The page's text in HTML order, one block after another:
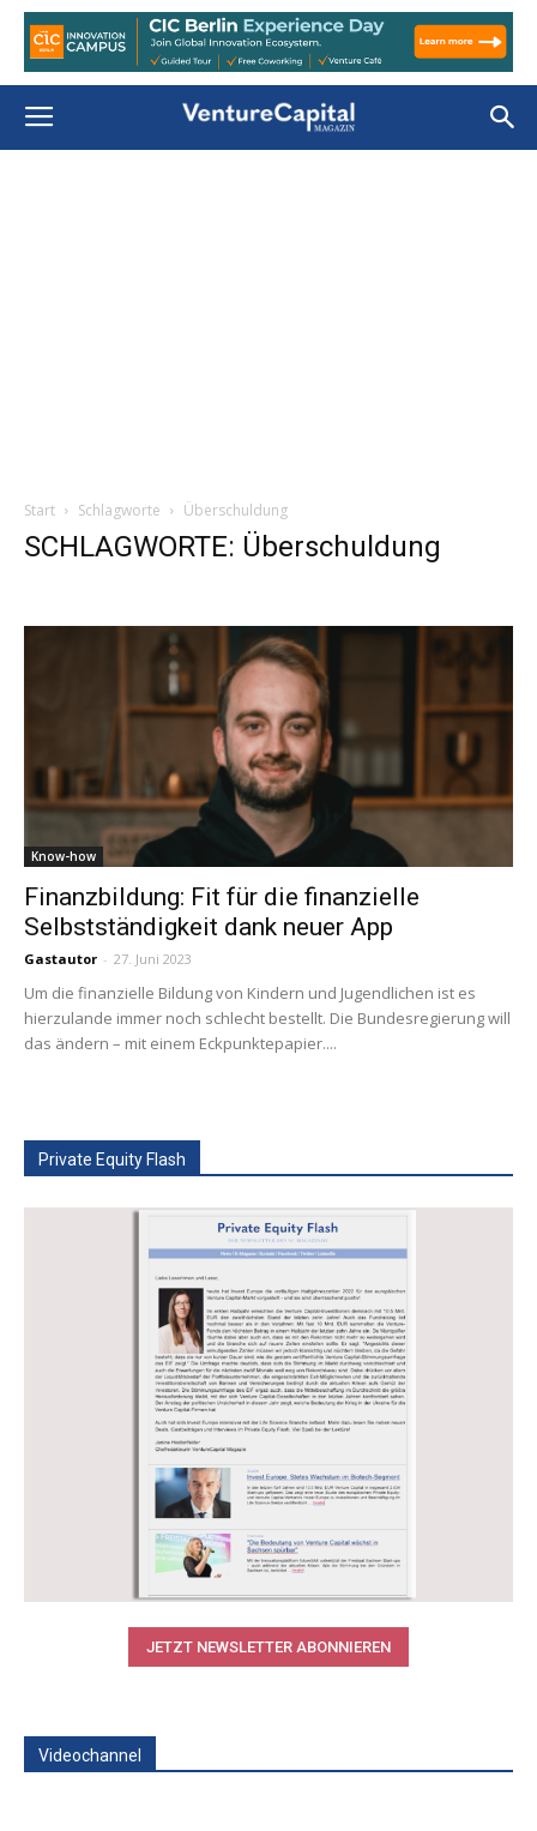
Start Schlagworte Überschuldung
SCHLAGWORTE: Überschuldung
Know-how
Finanzbildung: Fit für die finanzielle
Selbstständigkeit dank neuer App
Gastautor - 27. Juni 2023
Um die finanzielle Bildung von Kindern und Jugendlichen ist es
hierzulande immer noch schlecht bestellt. Die Bundesregierung will
das ändern – mit einem Eckpunktepapier....
Private Equity Flash
JETZT NEWSLETTER ABONNIEREN
Videochannel